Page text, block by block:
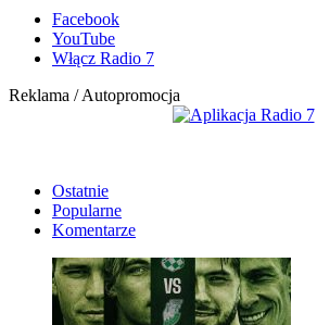
Facebook
YouTube
Włącz Radio 7
Reklama / Autopromocja
Ostatnie
Popularne
Komentarze